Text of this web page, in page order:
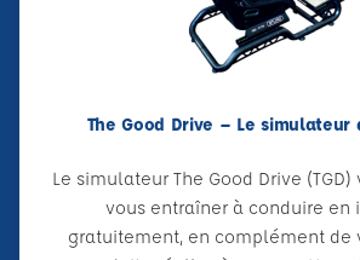
The Good Drive – Le simulateur
Le simulateur The Good Drive
vous entraîner à conduire
gratuitement, en complément de